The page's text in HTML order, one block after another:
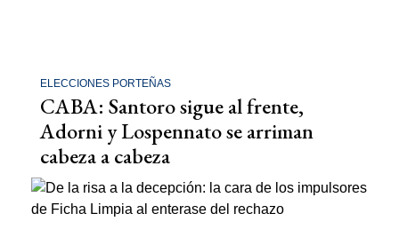
ELECCIONES PORTEÑAS
CABA: Santoro sigue al frente,
Adorni y Lospennato se arriman
cabeza a cabeza